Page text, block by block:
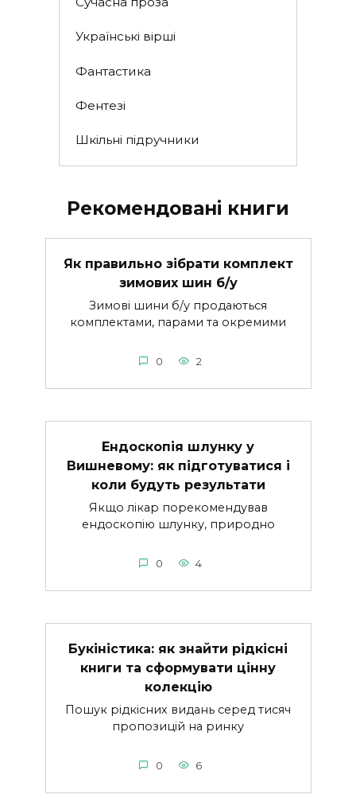
Українські вірші
Фантастика
Фентезі
Шкільні підручники
Рекомендовані книги
Як правильно зібрати комплект
зимових шин б/у
Зимові шини б/у продаються
комплектами, парами та окремими
0 2
Ендоскопія шлунку у
Вишневому: як підготуватися і
коли будуть результати
Якщо лікар порекомендував
ендоскопію шлунку, природно
0 4
Букіністика: як знайти рідкісні
книги та сформувати цінну
колекцію
Пошук рідкісних видань серед тисяч
пропозицій на ринку
0 6